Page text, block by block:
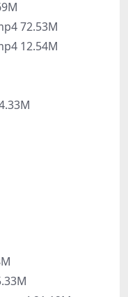
72.53M
12.54M